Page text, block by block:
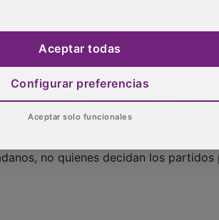
interés general los españoles,
en proyectos personales, aunque
ha referido la reforma de la Ley
al acuerdo, con la Ley Electoral y
ha defendido que debe gobernar
no quienes decidan los partidos
Aceptar todas
Configurar preferencias
Aceptar solo funcionales